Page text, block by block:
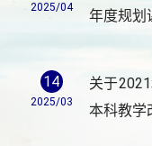
2025/04
年度规划
14
2025/03
关于
本科教学